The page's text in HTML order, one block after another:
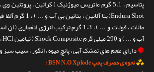
مالات ، فولات و ... ) ، 1.3 گرم ترکیب انرژی
آب و ... ) و 290 میلی گرم Shock Composite ( تیامین HCl ، فنیل آلانین DL و ... )
❿دارای طعم های تمشک آبی ، پانچ میوه ، انگور ، سیب سبز
⁂نحوه ی مصرف پمپ BSN N.O Xplode :